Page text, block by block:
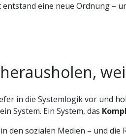
eine neue Ordnung –
in die Systemlogik vor und
System. Ein System, das
den sozialen Medien – und